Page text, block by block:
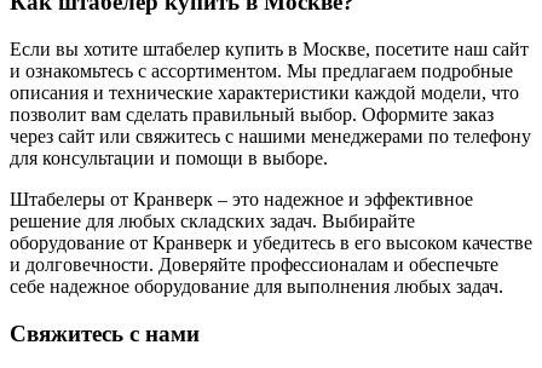
Если вы хотите штабелер купить в Москве, посетите наш сайт
и ознакомьтесь с ассортиментом. Мы предлагаем подробные
описания и технические характеристики каждой модели, что
позволит вам сделать правильный выбор. Оформите заказ
через сайт или свяжитесь с нашими менеджерами по телефону
для консультации и помощи в выборе.
Штабелеры от Кранверк – это надежное и эффективное
решение для любых складских задач. Выбирайте
оборудование от Кранверк и убедитесь в его высоком качестве
и долговечности. Доверяйте профессионалам и обеспечьте
себе надежное оборудование для выполнения любых задач.
Свяжитесь с нами